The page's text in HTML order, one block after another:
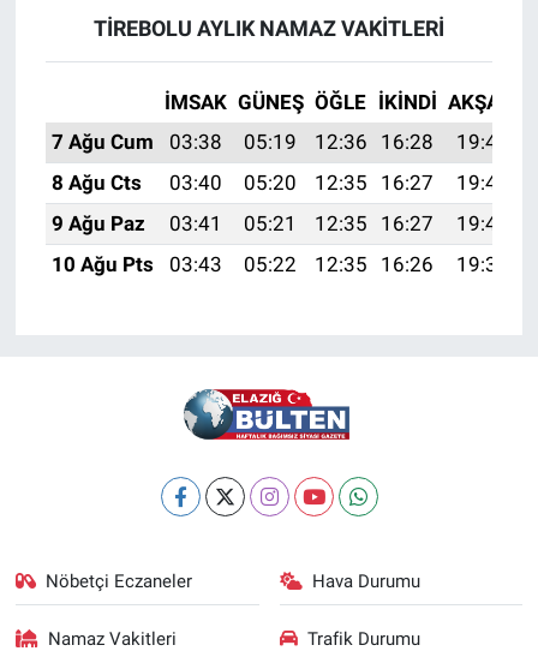
TIREBOLU AYLIK NAMAZ VAKITLERI
İMSAK GÜNEŞ ÖĞLE İKINDI AKŞAM
7 Ağu Cum
03:38 05:19 12:36 16:28 19:42
8 Ağu Cts
03:40 05:20 12:35 16:27 19:41
9 Ağu Paz
03:41 05:21 12:35 16:27 19:40
10 Ağu Pts
03:43 05:22 12:35 16:26 19:38
Nöbetçi Eczaneler Hava Durumu
Namaz Vakitleri Trafik Durumu